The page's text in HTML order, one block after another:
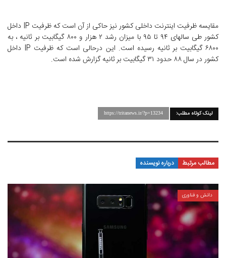
مقایسه ظرفیت اینترنت داخلی کشور نیز حاکی از آن است که ظرفیت IP داخل
کشور طی سالهای ۹۴ تا ۹۵ با میزان رشد ۲ هزار و ۸۰۰ گیگابیت بر ثانیه ، به
۶۸۰۰ گیگابیت بر ثانیه رسیده است. این درحالی است که ظرفیت IP داخل
کشور در سال ۸۸ حدود ۳۱ گیگابیت بر ثانیه گزارش شده است.
لینک کوتاه مطلب: https://tritanews.ir/?p=13234
مطالب مرتبط درباره نویسنده
دانش و فناوری